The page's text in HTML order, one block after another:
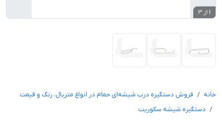
1 از 3
خانه
فروش دستگیره درب شیشه‌ای حمام در انواع متریال، رنگ و قیمت
دستگیره شیشه سکوریت